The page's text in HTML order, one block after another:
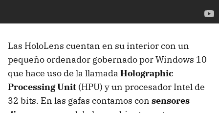
Las HoloLens cuentan en su interior con un
pequeño ordenador gobernado por Windows 10
que hace uso de la llamada Holographic
Processing Unit (HPU) y un procesador Intel de
32 bits. En las gafas contamos con sensores